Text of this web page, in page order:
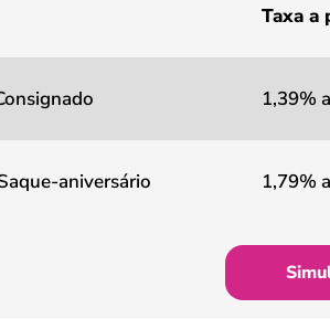
Taxa a
1,39%
aniversário 1,79%